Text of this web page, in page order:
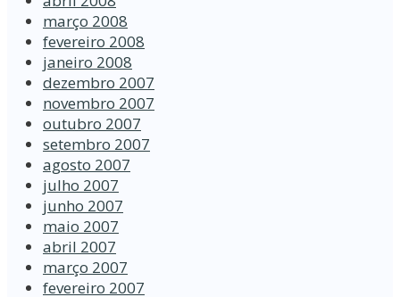
março 2008
fevereiro 2008
janeiro 2008
dezembro 2007
novembro 2007
outubro 2007
setembro 2007
agosto 2007
julho 2007
junho 2007
maio 2007
abril 2007
março 2007
fevereiro 2007